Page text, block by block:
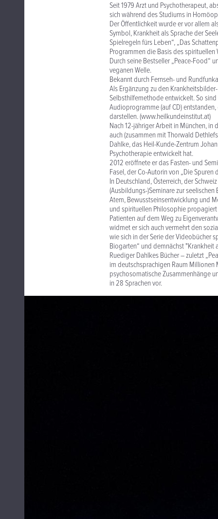
Seit 1979 Arzt und Psychotherapeut,
sich während des Studiums in
Der Öffentlichkeit wurde er vor allem
Symbol, Krankheit als Sprache der
Spielregeln fürs Leben“, „Das
Programmen die Basis des
Durch seine Bestseller „Peace-Food“
veganen Welle.
Bekannt durch Fernseh- und
Als Ergänzung zu den
Selbsthilfemethode entwickelt. So
Audioprogramme (auf CD)
darstellen. (www.heilkundeinstitut.at)
Nach 12-jähriger Arbeit in München,
auch (zusammen mit Thorwald
Dahlke, das Heil-Kunde-Zentrum
Psychotherapie entwickelt hat.
2012 eröffnete er das Fasten- und
Fasel, der Co-Autorin von „Die Spuren
In Deutschland, Österreich, der
(Ausbildungs-)Seminare zur
Atem, Bewusstseinsentwicklung und
und spirituellen Philosophie
Patienten auf dem Weg zu
widmet er sich auch vermehrt den
wie sich in der Serie der Videobücher
Biogarten“ und demnächst "Krankheit
Ruediger Dahlkes Bücher – zuletzt
im deutschsprachigen Raum
psychosomatische Zusammenhänge
in 28 Sprachen vor.